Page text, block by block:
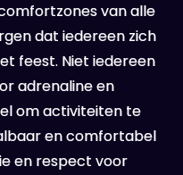
van alle
dat iedereen zich
feest. Niet iedereen
adrenaline en
om activiteiten te
en comfortabel
en respect voor